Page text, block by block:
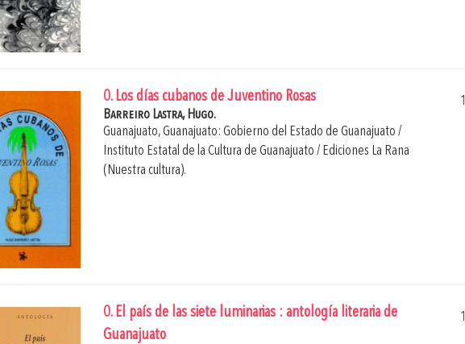
0. Los días cubanos de Juventino Rosas
Barreiro Lastra, Hugo.
Guanajuato, Guanajuato: Gobierno del Estado de Guanajuato /
Instituto Estatal de la Cultura de Guanajuato / Ediciones La Rana
(Nuestra cultura).
0. El país de las siete luminarias : antología literaria de
Guanajuato